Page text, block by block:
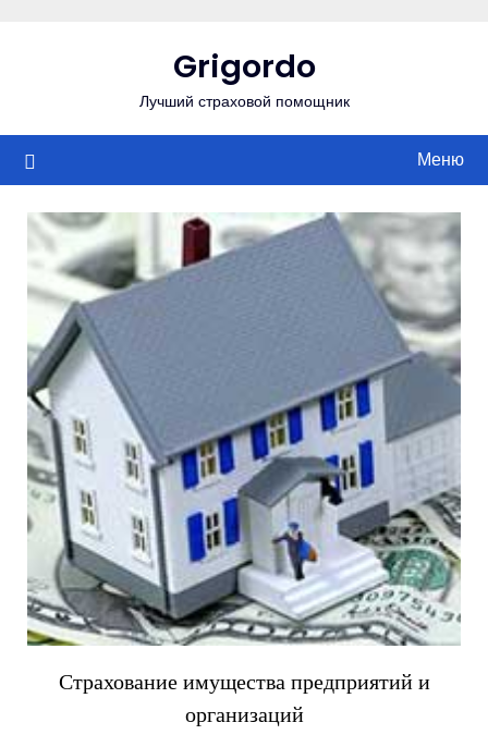
Grigordo
Лучший страховой помощник
Меню
Страхование имущества предприятий и
организаций